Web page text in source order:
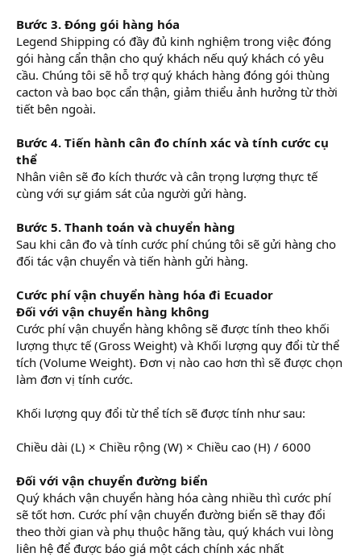
Bước 3. Đóng gói hàng hóa
Legend Shipping có đầy đủ kinh nghiệm trong việc đóng
gói hàng cẩn thận cho quý khách nếu quý khách có yêu
cầu. Chúng tôi sẽ hỗ trợ quý khách hàng đóng gói thùng
cacton và bao bọc cẩn thận, giảm thiểu ảnh hưởng từ thời
tiết bên ngoài.
Bước 4. Tiến hành cân đo chính xác và tính cước cụ
thể
Nhân viên sẽ đo kích thước và cân trọng lượng thực tế
cùng với sự giám sát của người gửi hàng.
Bước 5. Thanh toán và chuyển hàng
Sau khi cân đo và tính cước phí chúng tôi sẽ gửi hàng cho
đối tác vận chuyển và tiến hành gửi hàng.
Cước phí vận chuyển hàng hóa đi Ecuador
Đối với vận chuyển hàng không
Cước phí vận chuyển hàng không sẽ được tính theo khối
lượng thực tế (Gross Weight) và Khối lượng quy đổi từ thể
tích (Volume Weight). Đơn vị nào cao hơn thì sẽ được chọn
làm đơn vị tính cước.
Khối lượng quy đổi từ thể tích sẽ được tính như sau:
Chiều dài (L) × Chiều rộng (W) × Chiều cao (H) / 6000
Đối với vận chuyển đường biển
Quý khách vận chuyển hàng hóa càng nhiều thì cước phí
sẽ tốt hơn. Cước phí vận chuyển đường biển sẽ thay đổi
theo thời gian và phụ thuộc hãng tàu, quý khách vui lòng
liên hệ để được báo giá một cách chính xác nhất